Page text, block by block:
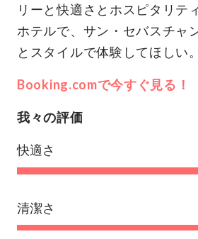
リーと快適さとホスピタリテ
ホテルで、サン・セバスチャ
とスタイルで体験してほしい。
Booking.comで今すぐ見る！
我々の評価
快適さ
清潔さ